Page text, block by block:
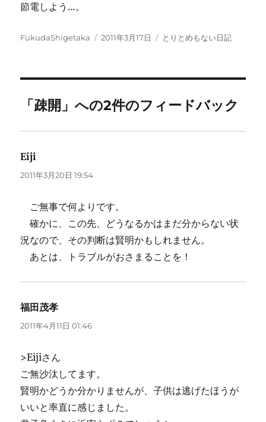
節電しよう…。
投
FukudaShigetaka
投
2011年3月17日
カ
とりとめもない日記
「疎開」への2件のフィードバック
Eiji
り:
2011年3月20日 19:54
ご無事で何よりです。
確かに、この先、どうなるかはまだ分からない状
況なので、その判断は賢明かもしれません。
あとは、トラブルがおさまることを！
福田茂孝
り:
2011年4月11日 01:46
>Eijiさん
ご無沙汰してます。
賢明かどうか分かりませんが、子供は逃げたほうが
いいと率直に感じました。